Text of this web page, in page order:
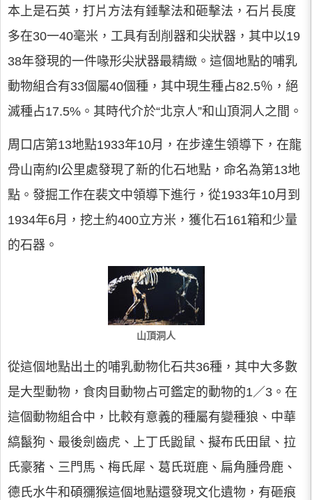
本上是石英，打片方法有錘擊法和砸擊法，石片長度
多在30一40毫米，工具有刮削器和尖狀器，其中以19
38年發現的一件喙形尖狀器最精緻。這個地點的哺乳
動物組合有33個屬40個種，其中現生種占82.5％，絕
滅種占17.5%。其時代介於“北京人”和山頂洞人之間。
周口店第13地點1933年10月，在步達生領導下，在龍
骨山南約l公里處發現了新的化石地點，命名為第13地
點。發掘工作在裴文中領導下進行，從1933年10月到
1934年6月，挖土約400立方米，獲化石161箱和少量
的石器。
山頂洞人
從這個地點出土的哺乳動物化石共36種，其中大多數
是大型動物，食肉目動物占可鑑定的動物的1／3。在
這個動物組合中，比較有意義的種屬有變種狼、中華
縞鬣狗、最後劍齒虎、上丁氏鼢鼠、擬布氏田鼠、拉
氏豪豬、三門馬、梅氏犀、葛氏斑鹿、扁角腫骨鹿、
德氏水牛和碩獼猴這個地點還發現文化遺物，有砸痕